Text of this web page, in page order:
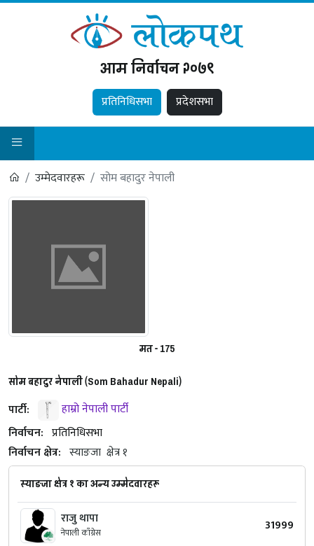
आम निर्वाचन २०७९
प्रतिनिधिसभा प्रदेशसभा
उम्मेदवारहरू सोम बहादुर नेपाली
मत - 175
सोम बहादुर नेपाली (Som Bahadur Nepali)
पार्टी:
हाम्रो नेपाली पार्टी
निर्वाचन: प्रतिनिधिसभा
निर्वाचन क्षेत्र: स्याङजा क्षेत्र १
स्याङजा क्षेत्र १ का अन्य उम्मेदवारहरू
राजु थापा
नेपाली काँग्रेस 31999